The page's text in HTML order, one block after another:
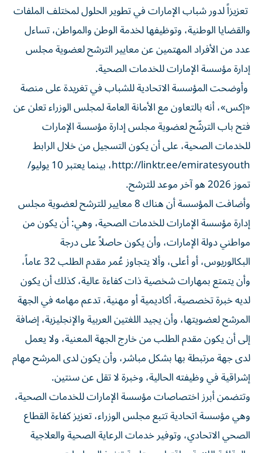
تعزيزاً لدور شباب الإمارات في تطوير الحلول لمختلف الملفات
والقضايا الوطنية، وتوظيفها لخدمة الوطن والمواطن، تساءل
عدد من الأفراد المهتمين عن معايير الترشح لعضوية مجلس
إدارة مؤسسة الإمارات للخدمات الصحية.
وأوضحت المؤسسة الاتحادية للشباب في تغريدة على منصة
«إكس»، أنه بالتعاون مع الأمانة العامة لمجلس الوزراء تعلن عن
فتح باب الترشّح لعضوية مجلس إدارة مؤسسة الإمارات
للخدمات الصحية، على أن يكون التسجيل من خلال الرابط
http://linktr.ee/emiratesyouth، بينما يعتبر 10 يوليو/
تموز 2026 هو آخر موعد للترشح.
وأضافت المؤسسة أن هناك 8 معايير للترشح لعضوية مجلس
إدارة مؤسسة الإمارات للخدمات الصحية، وهي: أن يكون من
مواطني دولة الإمارات، وأن يكون حاصلاً على درجة
البكالوريوس، أو أعلى، وألا يتجاوز عُمر مقدم الطلب 32 عاماً،
وأن يتمتع بمهارات شخصية ذات كفاءة عالية، كذلك أن يكون
لديه خبرة تخصصية، أكاديمية أو مهنية، تدعم مهامه في الجهة
المرشح لعضويتها، وأن يجيد اللغتين العربية والإنجليزية، إضافة
إلى أن يكون مقدم الطلب من خارج الجهة المعنية، ولا يعمل
لدى جهة مرتبطة بها بشكل مباشر، وأن يكون لدى المرشح مهام
إشراقية في وظيفته الحالية، وخبرة لا تقل عن سنتين.
وتتضمن أبرز اختصاصات مؤسسة الإمارات للخدمات الصحية،
وهي مؤسسة اتحادية تتبع مجلس الوزراء، تعزيز كفاءة القطاع
الصحي الاتحادي، وتوفير خدمات الرعاية الصحية والعلاجية